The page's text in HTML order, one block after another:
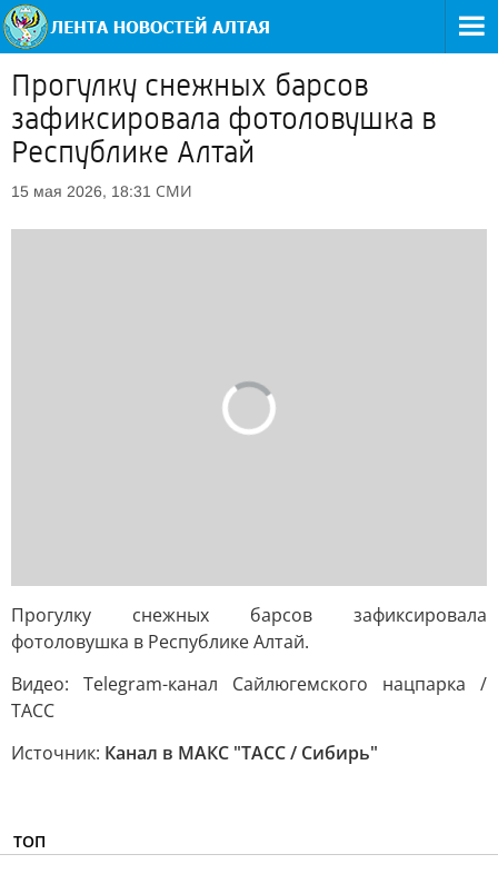
Прогулку снежных барсов
зафиксировала фотоловушка в
Республике Алтай
15 мая 2026, 18:31 СМИ
Прогулку снежных барсов зафиксировала
фотоловушка в Республике Алтай.
Видео: Telegram-канал Сайлюгемского нацпарка /
ТАСС
Источник: Канал в МАКС "ТАСС / Сибирь"
ТОП